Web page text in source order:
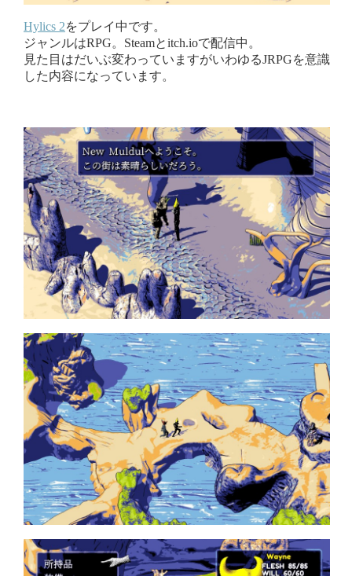
Hylics 2をプレイ中です。
ジャンルはRPG。Steamとitch.ioで配信中。
見た目はだいぶ変わっていますがいわゆるJRPGを意識
した内容になっています。